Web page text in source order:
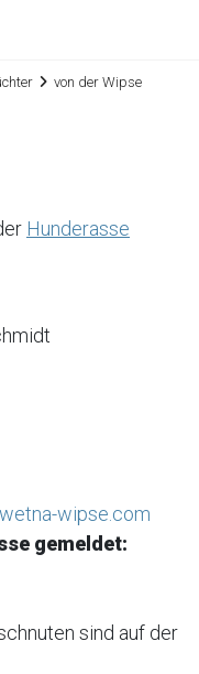
von der Wipse
Hunderasse
wipse.com
gemeldet:
sind auf der